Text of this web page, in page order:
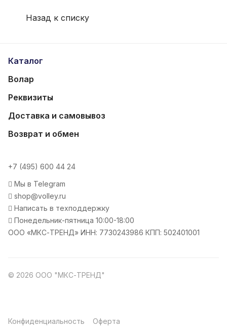
Назад к списку
Каталог
Волар
Реквизиты
Доставка и самовывоз
Возврат и обмен
+7 (495) 600 44 24
Мы в Telegram
shop@volley.ru
Написать в техподдержку
Понедельник-пятница 10:00-18:00
ООО «МКС-ТРЕНД» ИНН: 7730243986 КПП: 502401001
© 2026 ООО "МКС-ТРЕНД"
Конфиденциальность Оферта